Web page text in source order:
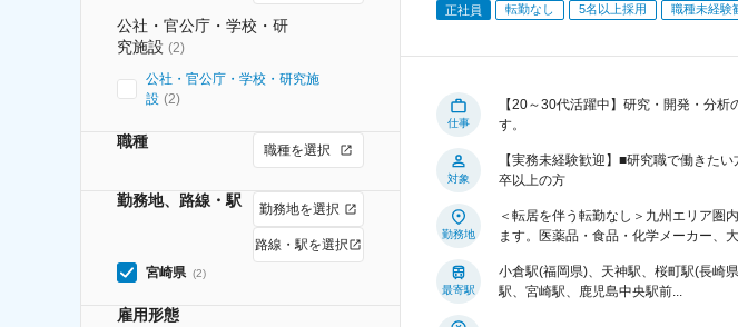
公社・官公庁・学校・研
究施設 (2)
公社・官公庁・学校・研究施
設 (2)
職種 職種を選択
勤務地、路線・駅 勤務地を選択
路線・駅を選択
宮崎県 (2)
雇用形態
正社員 転勤なし 5名以上採用 職種未経験
仕事
【20～30代活躍中】研究・開発・分析
す。
対象
【実務未経験歓迎】■研究職で働きた
卒以上の方
勤務地
＜転居を伴う転勤なし＞九州エリア圏
ます。医薬品・食品・化学メーカー、大
最寄駅
小倉駅(福岡県)、天神駅、桜町駅(長崎
駅、宮崎駅、鹿児島中央駅前...